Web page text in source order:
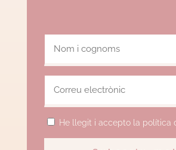
He llegit i accepto la política